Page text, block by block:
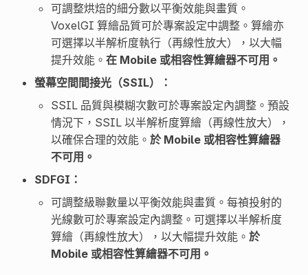
可調整烘焙的細分數以平衡效能與畫質。
VoxelGI 算繪品質可於專案設定中調整。算繪亦
可選擇以半解析度執行（再線性放大），以大幅
提升效能。 在 Mobile 或相容性算繪器不可用。
螢幕空間間接光（SSIL）：
SSIL 品質與模糊次數可於專案設定內調整。預設
情況下，SSIL 以半解析度算繪（再線性放大），
以確保合理的效能。 於 Mobile 或相容性算繪器
不可用。
SDFGI：
可調整級聯數量以平衡效能與畫質。每禎投射的
光線數可於專案設定內調整。可選擇以半解析度
算繪（再線性放大），以大幅提升效能。 於
Mobile 或相容性算繪器不可用。